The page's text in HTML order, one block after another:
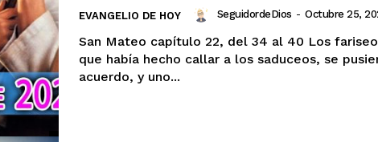
EVANGELIO DE HOY SeguidordeDios - Octubre 25,
San Mateo capítulo 22, del 34 al 40 Los fariseos, al oír
que había hecho callar a los saduceos, se
acuerdo, y uno...